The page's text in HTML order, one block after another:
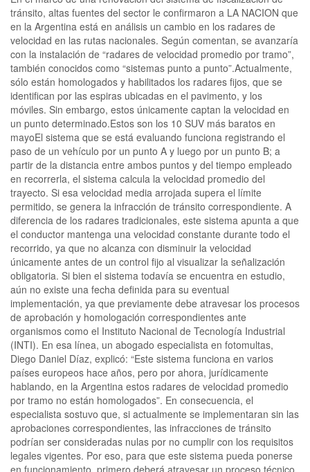
tránsito, altas fuentes del sector le confirmaron a LA NACION que
en la Argentina está en análisis un cambio en los radares de
velocidad en las rutas nacionales. Según comentan, se avanzaría
con la instalación de “radares de velocidad promedio por tramo”,
también conocidos como “sistemas punto a punto”.Actualmente,
sólo están homologados y habilitados los radares fijos, que se
identifican por las espiras ubicadas en el pavimento, y los
móviles. Sin embargo, estos únicamente captan la velocidad en
un punto determinado.Estos son los 10 SUV más baratos en
mayoEl sistema que se está evaluando funciona registrando el
paso de un vehículo por un punto A y luego por un punto B; a
partir de la distancia entre ambos puntos y del tiempo empleado
en recorrerla, el sistema calcula la velocidad promedio del
trayecto. Si esa velocidad media arrojada supera el límite
permitido, se genera la infracción de tránsito correspondiente. A
diferencia de los radares tradicionales, este sistema apunta a que
el conductor mantenga una velocidad constante durante todo el
recorrido, ya que no alcanza con disminuir la velocidad
únicamente antes de un control fijo al visualizar la señalización
obligatoria. Si bien el sistema todavía se encuentra en estudio,
aún no existe una fecha definida para su eventual
implementación, ya que previamente debe atravesar los procesos
de aprobación y homologación correspondientes ante
organismos como el Instituto Nacional de Tecnología Industrial
(INTI). En esa línea, un abogado especialista en fotomultas,
Diego Daniel Díaz, explicó: “Este sistema funciona en varios
países europeos hace años, pero por ahora, jurídicamente
hablando, en la Argentina estos radares de velocidad promedio
por tramo no están homologados”. En consecuencia, el
especialista sostuvo que, si actualmente se implementaran sin las
aprobaciones correspondientes, las infracciones de tránsito
podrían ser consideradas nulas por no cumplir con los requisitos
legales vigentes. Por eso, para que este sistema pueda ponerse
en funcionamiento, primero deberá atravesar un proceso técnico